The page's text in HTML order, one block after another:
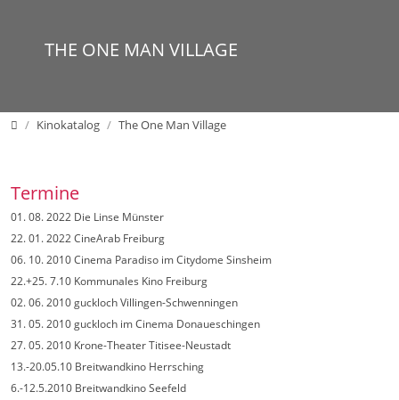
THE ONE MAN VILLAGE
Home mecfilm DE
Kinokatalog The One Man Village
Termine
01. 08. 2022 Die Linse Münster
22. 01. 2022 CineArab Freiburg
06. 10. 2010 Cinema Paradiso im Citydome Sinsheim
22.+25. 7.10 Kommunales Kino Freiburg
02. 06. 2010 guckloch Villingen-Schwenningen
31. 05. 2010 guckloch im Cinema Donaueschingen
27. 05. 2010 Krone-Theater Titisee-Neustadt
13.-20.05.10 Breitwandkino Herrsching
6.-12.5.2010 Breitwandkino Seefeld